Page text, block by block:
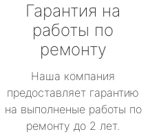
Гарантия на
работы по
ремонту
Наша компания
предоставляет гарантию
на выполненые работы по
ремонту до 2 лет.